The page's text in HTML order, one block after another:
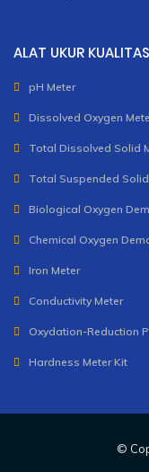
ALAT UKUR
pH Meter
Dissolved Oxygen
Total Dissolved Solid
Total Suspended
Biological Oxygen
Chemical Oxygen
Iron Meter
Conductivity Meter
Oxydation-Reduction
Hardness Meter Kit
©